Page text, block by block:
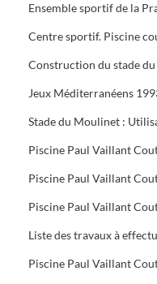
Centre sportif. Piscine
Construction du stade
Jeux Méditerranéens
Piscine Paul Vaillant
Liste des travaux à